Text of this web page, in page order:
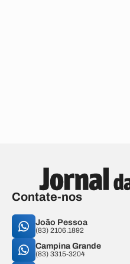
Contate-nos
João Pessoa
(83) 2106.1892
Campina Grande
(83) 3315-3204